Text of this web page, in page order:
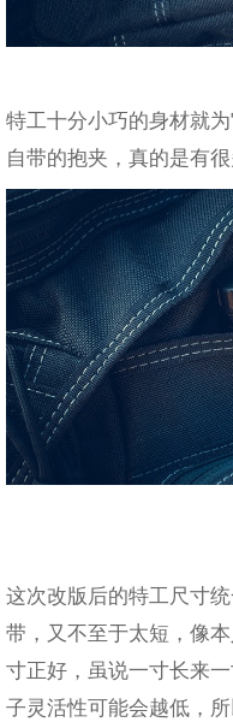
特工十分小巧的身材就
自带的抱夹，真的是有很
这次改版后的特工尺寸
带，又不至于太短，像
寸正好，虽说一寸长来
子灵活性可能会越低，